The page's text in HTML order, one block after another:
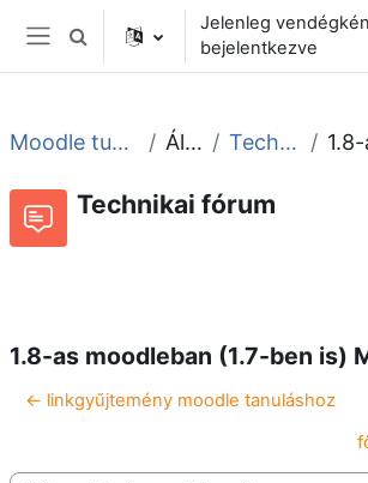
Tovább a fő tartalomhoz
Oldalpanel
Keresési bemeneti adatok váltása
Jelenleg
bejelentkezve
Moodle tudástár és fórum Általános Technikai fórum
Technikai fórum
1.8-as moodleban (1.7-ben is)
← linkgyűjtemény moodle tanuláshoz